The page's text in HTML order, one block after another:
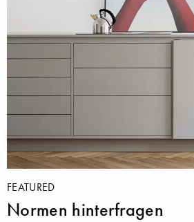
FEATURED
Normen hinterfragen